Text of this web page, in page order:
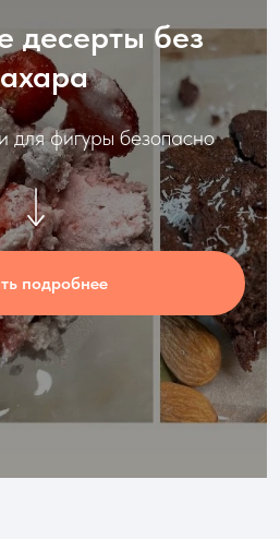
десерты без
для фигуры безопасно
подробнее